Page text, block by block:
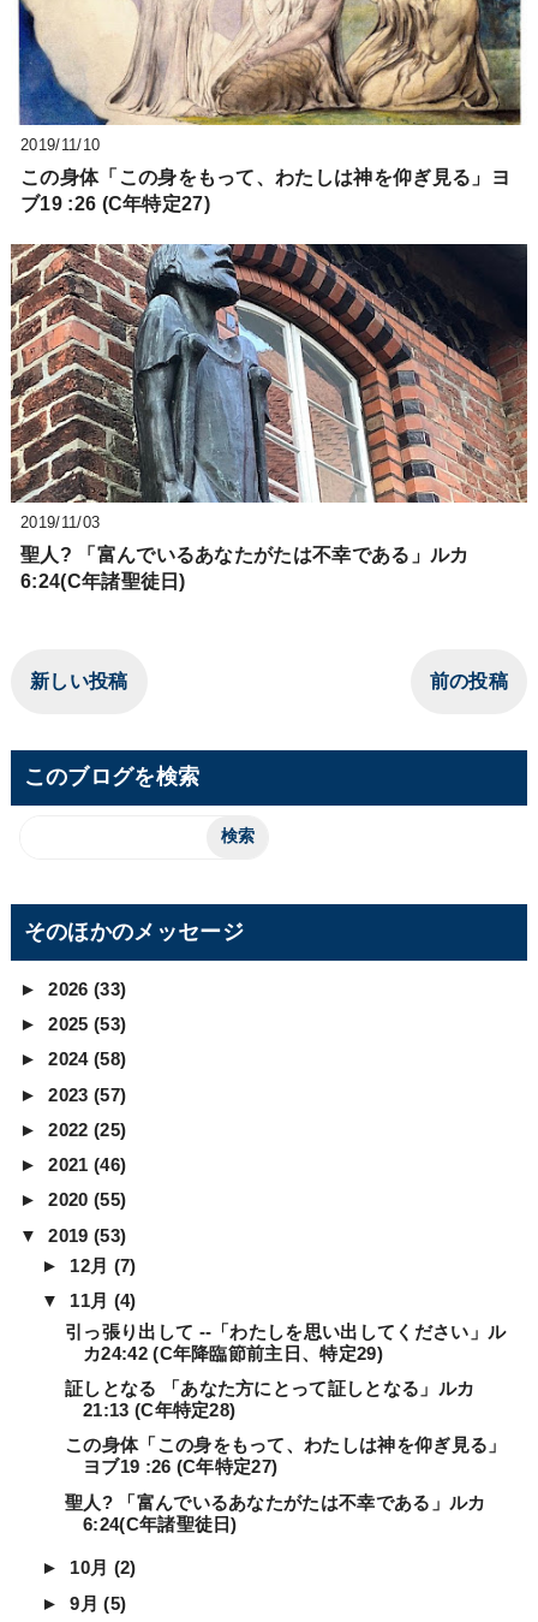
2019/11/10
この身体「この身をもって、わたしは神を仰ぎ見る」ヨ
ブ19 :26 (C年特定27)
2019/11/03
聖人? 「富んでいるあなたがたは不幸である」ルカ
6:24(C年諸聖徒日)
新しい投稿 前の投稿
このブログを検索
そのほかのメッセージ
►2026(33)
►2025(53)
►2024(58)
►2023(57)
►2022(25)
►2021(46)
►2020(55)
▼2019(53)
► 12月 (7)
▼ 11月 (4)
引っ張り出して --「わたしを思い出してください」ル
カ24:42 (C年降臨節前主日、特定29)
証しとなる 「あなた方にとって証しとなる」ルカ
21:13 (C年特定28)
この身体「この身をもって、わたしは神を仰ぎ見る」
ヨブ19 :26 (C年特定27)
聖人? 「富んでいるあなたがたは不幸である」ルカ
6:24(C年諸聖徒日)
► 10月 (2)
►9月(5)